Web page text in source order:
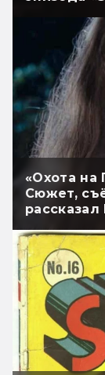
«Охота на
Сюжет,